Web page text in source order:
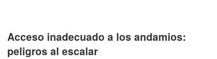
Acceso inadecuado a los andamios:
peligros al escalar